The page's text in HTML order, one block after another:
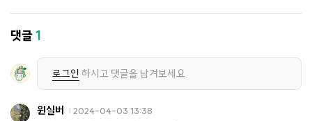
댓글1
로그인 하시고 댓글을 남겨보세요.
윈실버 2024-04-03 13:38